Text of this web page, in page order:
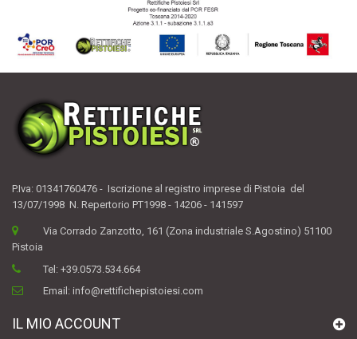
P.Iva: 01341760476 - Iscrizione al registro imprese di Pistoia del
13/07/1998 N. Repertorio PT1998 - 14206 - 141597
Via Corrado Zanzotto, 161 (Zona industriale S.Agostino) 51100
Pistoia
Tel:+39.0573.534.664
Email:info@rettifichepistoiesi.com
IL MIO ACCOUNT